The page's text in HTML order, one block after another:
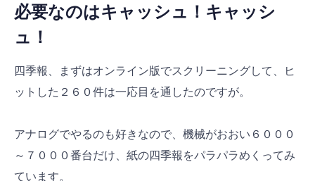
必要なのはキャッシュ！キャッシ
ュ！
四季報、まずはオンライン版でスクリーニングして、ヒ
ットした２６０件は一応目を通したのですが。
アナログでやるのも好きなので、機械がおおい６０００
～７０００番台だけ、紙の四季報をパラパラめくってみ
ています。